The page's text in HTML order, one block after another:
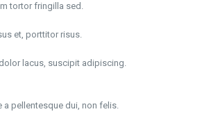
tortor fringilla sed.
et, porttitor risus.
lacus, suscipit adipiscing.
a pellentesque dui, non felis.